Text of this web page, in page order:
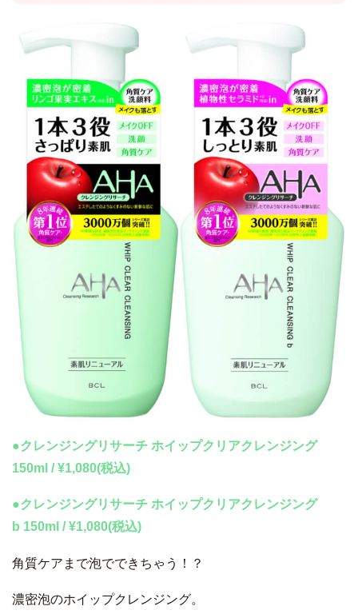
●クレンジングリサーチ ホイップクリアクレンジング
150ml / ¥1,080(税込)
●クレンジングリサーチ ホイップクリアクレンジング
b 150ml / ¥1,080(税込)
角質ケアまで泡でできちゃう！？
濃密泡のホイップクレンジング。